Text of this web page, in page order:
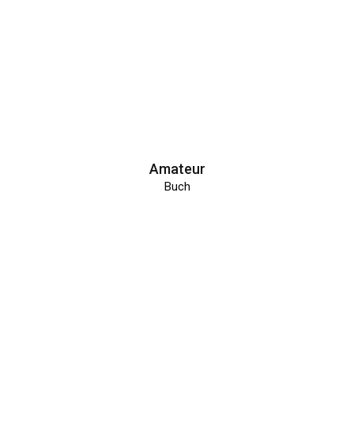
Amateur
Buch